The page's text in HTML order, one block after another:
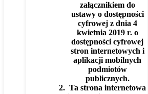
załącznikiem do
ustawy o dostępności
cyfrowej z dnia 4
kwietnia 2019 r. o
dostępności cyfrowej
stron internetowych i
aplikacji mobilnych
podmiotów
publicznych.
Ta strona internetowa